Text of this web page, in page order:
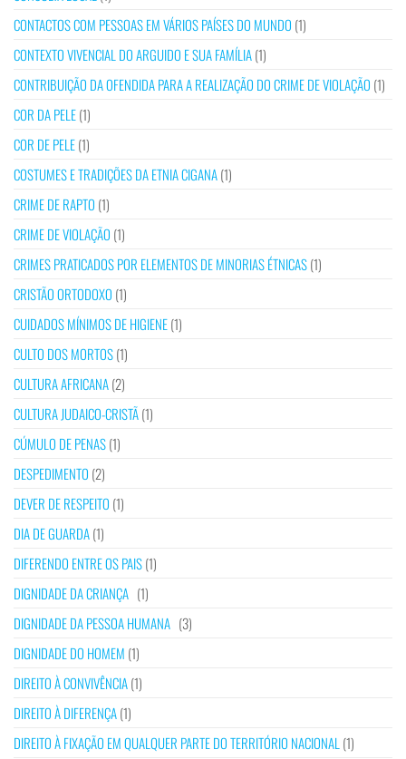
CONTACTOS COM PESSOAS EM VÁRIOS PAÍSES DO MUNDO (1)
CONTEXTO VIVENCIAL DO ARGUIDO E SUA FAMÍLIA(1)
CONTRIBUIÇÃO DA OFENDIDA PARA A REALIZAÇÃO DO CRIME DE VIOLAÇÃO (1)
COR DA PELE(1)
COR DE PELE(1)
COSTUMES E TRADIÇÕES DA ETNIA CIGANA(1)
CRIME DE RAPTO (1)
CRIME DE VIOLAÇÃO (1)
CRIMES PRATICADOS POR ELEMENTOS DE MINORIAS ÉTNICAS(1)
CRISTÃO ORTODOXO (1)
CUIDADOS MÍNIMOS DE HIGIENE(1)
CULTO DOS MORTOS(1)
CULTURA AFRICANA(2)
CULTURA JUDAICO-CRISTÃ(1)
CÚMULO DE PENAS(1)
DESPEDIMENTO (2)
DEVER DE RESPEITO (1)
DIA DE GUARDA(1)
DIFERENDO ENTRE OS PAIS(1)
DIGNIDADE DA CRIANÇA (1)
DIGNIDADE DA PESSOA HUMANA (3)
DIGNIDADE DO HOMEM (1)
DIREITO À CONVIVÊNCIA(1)
DIREITO À DIFERENÇA(1)
DIREITO À FIXAÇÃO EM QUALQUER PARTE DO TERRITÓRIO NACIONAL (1)